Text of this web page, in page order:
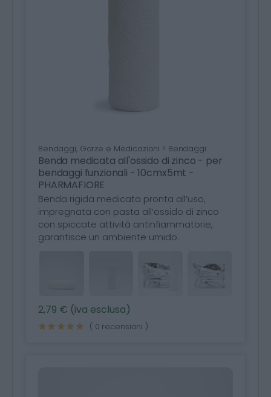
Bendaggi, Garze e Medicazioni > Bendaggi
Benda medicata all'ossido di zinco - per
bendaggi funzionali - 10cmx5mt -
PHARMAFIORE
Benda rigida medicata pronta all’uso,
impregnata con pasta all’ossido di zinco
con spiccate attività antinfiammatorie,
garantisce un ambiente umido.
2,79 € (iva esclusa)
( 0 recensioni )